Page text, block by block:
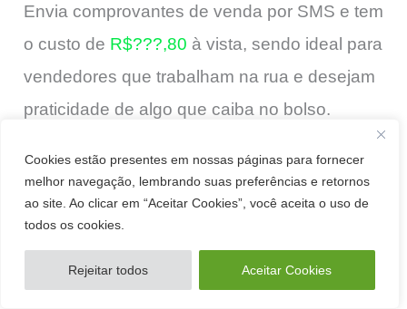
Cookies estão presentes em nossas páginas para fornecer
melhor navegação, lembrando suas preferências e retornos
ao site. Ao clicar em “Aceitar Cookies”, você aceita o uso de
todos os cookies.
Rejeitar todos Aceitar Cookies
Envia comprovantes de venda por SMS e tem
o custo de R$???,80 à vista, sendo ideal para
vendedores que trabalham na rua e desejam
praticidade de algo que caiba no bolso.